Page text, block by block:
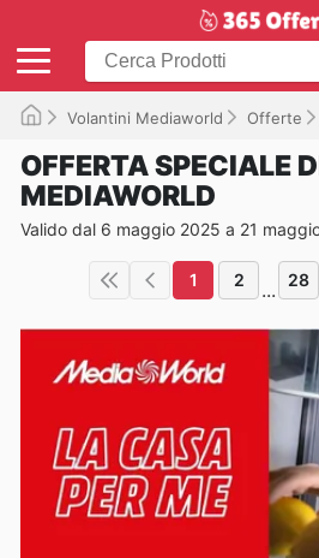
Volantini Mediaworld Offerte
OFFERTA SPECIALE
MEDIAWORLD
Valido dal 6 maggio 2025 a 21
1 2 ... 28